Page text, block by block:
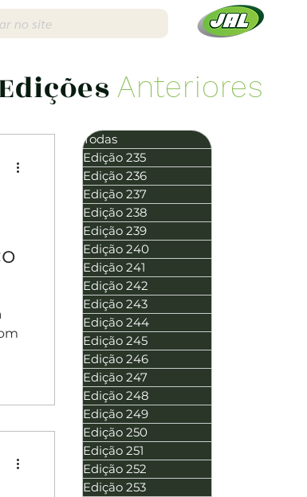
Todas
Edição 235
Edição 236
Edição 237
Edição 238
Edição 239
Edição 240
Edição 241
Edição 242
Edição 243
Edição 244
Edição 245
Edição 246
Edição 247
Edição 248
Edição 249
Edição 250
Edição 251
Edição 252
Edição 253
Anteriores